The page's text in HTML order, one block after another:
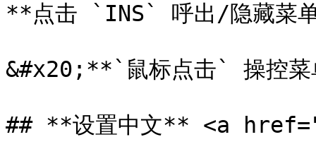
**点击 `INS` 呼出/隐藏菜
&#x20;**`鼠标点击` 操控
## **设置中文** <a